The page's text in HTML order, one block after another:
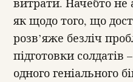
витрати. Начебто не
як щодо того, що
розв’яже безліч
підготовки солдатів
одного геніального